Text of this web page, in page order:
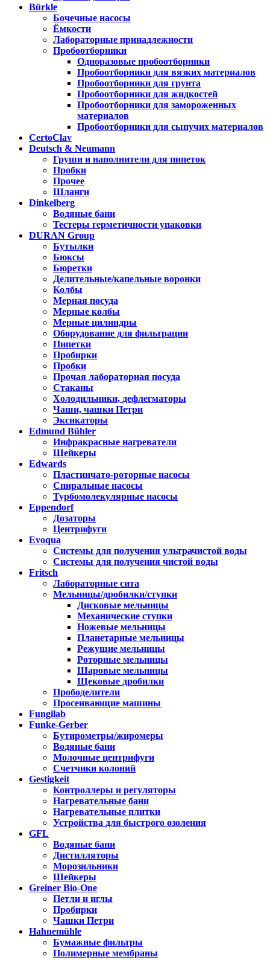
Bürkle
Бочечные насосы
Ёмкости
Лабораторные принадлежности
Пробоотборники
Одноразовые пробоотборники
Пробоотборники для вязких материалов
Пробоотборники для грунта
Пробоотборники для жидкостей
Пробоотборники для замороженных
материалов
Пробоотборники для сыпучих материалов
CertoClav
Deutsch & Neumann
Груши и наполнители для пипеток
Пробки
Прочее
Шланги
Dinkelberg
Водяные бани
Тестеры герметичности упаковки
DURAN Group
Бутылки
Бюксы
Бюретки
Делительные/капельные воронки
Колбы
Мерная посуда
Мерные колбы
Мерные цилиндры
Оборудование для фильтрации
Пипетки
Пробирки
Пробки
Прочая лабораторная посуда
Стаканы
Холодильники, дефлегматоры
Чаши, чашки Петри
Эксикаторы
Edmund Bühler
Инфракрасные нагреватели
Шейкеры
Edwards
Пластинчато-роторные насосы
Спиральные насосы
Турбомолекулярные насосы
Eppendorf
Дозаторы
Центрифуги
Evoqua
Системы для получения ультрачистой воды
Системы для получения чистой воды
Fritsch
Лабораторные сита
Мельницы/дробилки/ступки
Дисковые мельницы
Механические ступки
Ножевые мельницы
Планетарные мельницы
Режущие мельницы
Роторные мельницы
Шаровые мельницы
Щековые дробилки
Прободелители
Просеивающие машины
Fungilab
Funke-Gerber
Бутирометры/жиромеры
Водяные бани
Молочные центрифуги
Счетчики колоний
Gestigkeit
Контроллеры и регуляторы
Нагревательные бани
Нагревательные плитки
Устройства для быстрого озоления
GFL
Водяные бани
Дистилляторы
Морозильники
Шейкеры
Greiner Bio-One
Петли и иглы
Пробирки
Чашки Петри
Hahnemühle
Бумажные фильтры
Полимерные мембраны